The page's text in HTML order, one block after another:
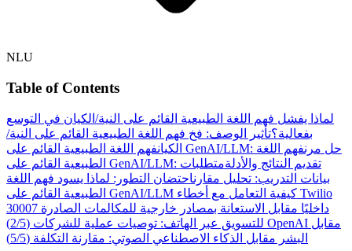
NLU
Table of Contents
لماذا يفشل فهم اللغة الطبيعية القائم على النية/الكيان في التوسع
بفعالية؟تأثير الوصف: فخ فهم اللغة الطبيعية القائم على النية/
الكيان
فهم اللغة الطبيعية القائم على GenAI/LLM: حل مرنفهم اللغة
الطبيعية القائم على GenAI/LLM: تقديم النتائج والأدلةمتطلبات
بيانات التدريب: تحليل مقارناحتضان التطور: لماذا يسود فهم اللغة
الطبيعية القائم على GenAI/LLM
30007 داخليًا مقابل الاستعانة بمصادر خارجية للمكالمات الصادرة
OpenAI مقابل
البشر مقابل الذكاء الاصطناعي الصوتي: مقارنة التكلفة (5/5)